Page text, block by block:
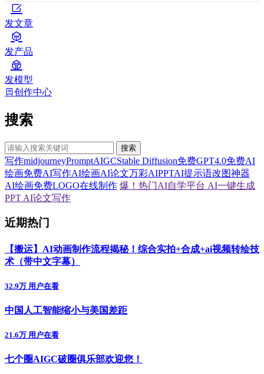
发文章
发产品
发模型
创作中心
搜索
搜索
写作midjourneyPromptAIGCStable Diffusion免费GPT4.0免费AI
绘画免费AI写作AI绘画AI论文万彩AIPPTAI提示语改图神器
AI绘画免费LOGO在线制作 爆！热门AI自学平台 AI一键生成
PPT AI论文写作
近期热门
【搬运】AI动画制作流程揭秘！综合实拍+合成+ai视频转绘技
术（带中文字幕）
32.9万 用户在看
中国人工智能缩小与美国差距
21.6万 用户在看
七个圈AIGC破圈俱乐部欢迎您！